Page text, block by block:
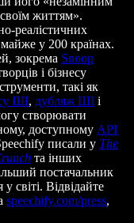
життям».
реалістичних
у 200 країнах.
зокрема Snoop
і бізнесу
такі як
ШІ, дубляж ШІ і
створювати
доступному API
писали у The
та інших
постачальник
світі. Відвідайте
speechify.com/press,